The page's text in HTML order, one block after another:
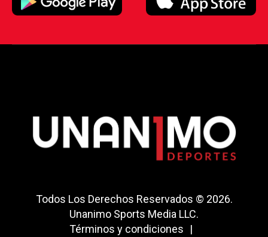
Todos Los Derechos Reservados © 2026.
Unanimo Sports Media LLC.
Términos y condiciones